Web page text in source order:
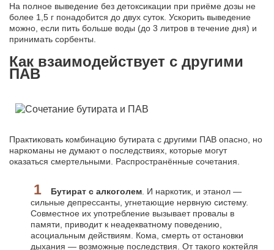
На полное выведение без детоксикации при приёме дозы не
более 1,5 г понадобится до двух суток. Ускорить выведение
можно, если пить больше воды (до 3 литров в течение дня) и
принимать сорбенты.
Как взаимодействует с другими
ПАВ
Практиковать комбинацию бутирата с другими ПАВ опасно, но
наркоманы не думают о последствиях, которые могут
оказаться смертельными. Распространённые сочетания.
Бутират с алкоголем . И наркотик, и этанол —
сильные депрессанты, угнетающие нервную систему.
Совместное их употребление вызывает провалы в
памяти, приводит к неадекватному поведению,
асоциальным действиям. Кома, смерть от остановки
дыхания — возможные последствия. От такого коктейля